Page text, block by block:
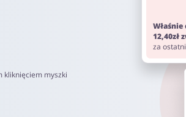
kliknięciem myszki
12,40zł
za